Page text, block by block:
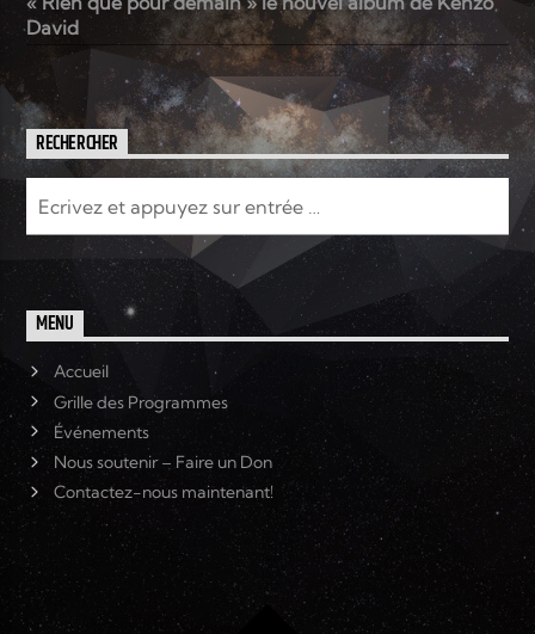
David
RECHERCHER
MENU
Accueil
Grille des Programmes
Événements
Nous soutenir – Faire un Don
Contactez-nous maintenant!